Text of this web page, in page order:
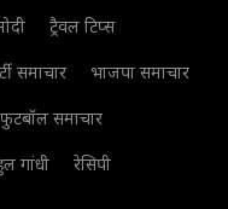
ट्रैवल टिप्स
समाचार
भाजपा समाचार
फुटबॉल समाचार
गांधी
रेसिपी